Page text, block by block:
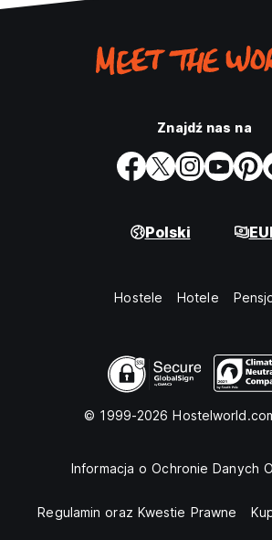
Znajdź nas na
Polski
Hostele Hotele
© 1999-2026
Informacja o Ochronie Danych
Regulamin oraz Kwestie Prawne